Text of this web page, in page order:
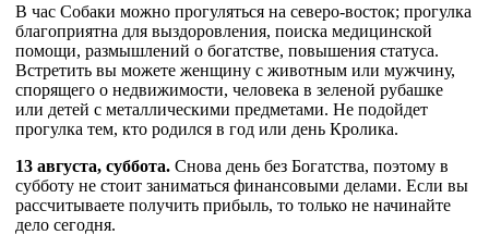
В час Собаки можно прогуляться на северо-восток; прогулка
благоприятна для выздоровления, поиска медицинской
помощи, размышлений о богатстве, повышения статуса.
Встретить вы можете женщину с животным или мужчину,
спорящего о недвижимости, человека в зеленой рубашке
или детей с металлическими предметами. Не подойдет
прогулка тем, кто родился в год или день Кролика.
13 августа, суббота. Снова день без Богатства, поэтому в
субботу не стоит заниматься финансовыми делами. Если вы
рассчитываете получить прибыль, то только не начинайте
дело сегодня.